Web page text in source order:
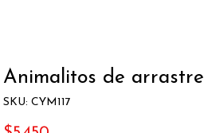
Animalitos de arrastre
SKU: CYM117